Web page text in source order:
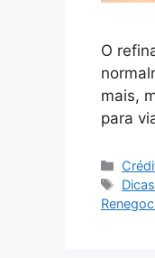
O
mais,
para
Tags